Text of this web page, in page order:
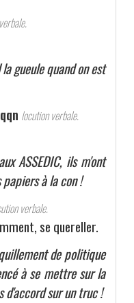
gueule quand on est
locution verbale.
ASSEDIC, ils m'ont
à la con !
verbale.
se quereller.
de politique
à se mettre sur la
d'accord sur un truc !